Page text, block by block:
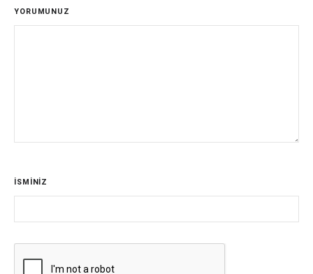
YORUMUNUZ
İSMİNİZ